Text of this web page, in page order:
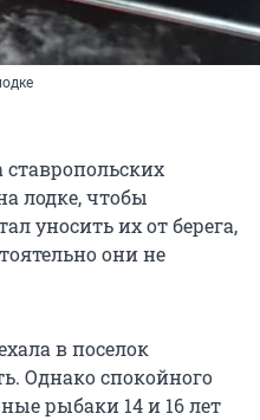
лодке, чтобы
уносить их от берега,
они не
в поселок
Однако спокойного
рыбаки 14 и 16 лет